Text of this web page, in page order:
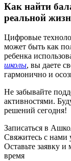
Как найти
реальной
Цифровые
может быть как
ребенка
школы, вы даете
гармонично и
Не забывайте
активностями.
решений сегодня!
Записаться в
Свяжитесь с нами
Оставьте заявку
время